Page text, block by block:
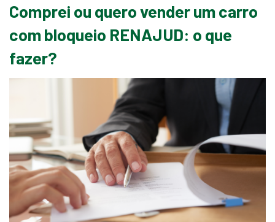
Comprei ou quero vender um carro
com bloqueio RENAJUD: o que
fazer?